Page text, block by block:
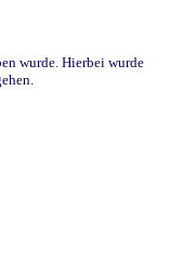
wurde. Hierbei wurde